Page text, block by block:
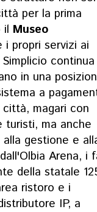
per la prima
il Museo
i propri servizi ai
continua
in una
a
magari con
turisti, ma anche
gestione e
Arena, i
della statale
ristoro e i
IP, a